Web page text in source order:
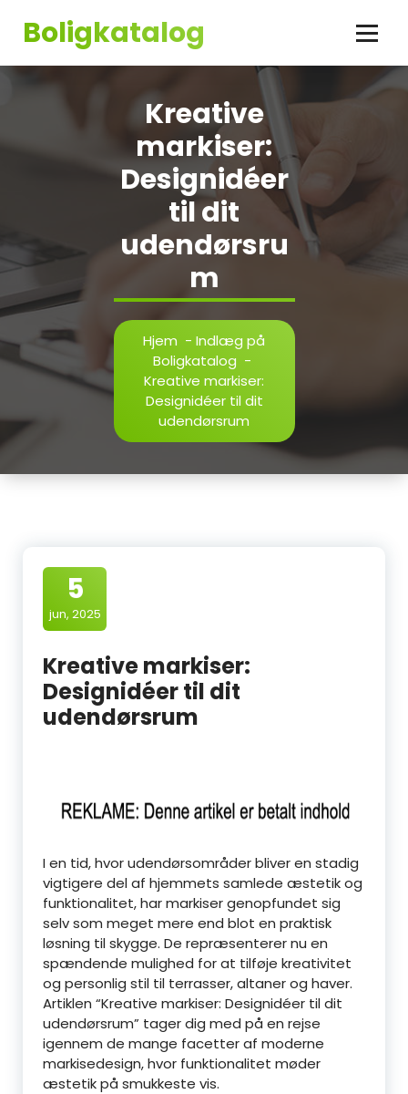
Boligkatalog
Kreative
markiser:
Designidéer
til dit
udendørsru
m
Hjem - Indlæg på
Boligkatalog -
Kreative markiser:
Designidéer til dit
udendørsrum
5
jun, 2025
Kreative markiser:
Designidéer til dit
udendørsrum
I en tid, hvor udendørsområder bliver en stadig
vigtigere del af hjemmets samlede æstetik og
funktionalitet, har markiser genopfundet sig
selv som meget mere end blot en praktisk
løsning til skygge. De repræsenterer nu en
spændende mulighed for at tilføje kreativitet
og personlig stil til terrasser, altaner og haver.
Artiklen “Kreative markiser: Designidéer til dit
udendørsrum” tager dig med på en rejse
igennem de mange facetter af moderne
markisedesign, hvor funktionalitet møder
æstetik på smukkeste vis.